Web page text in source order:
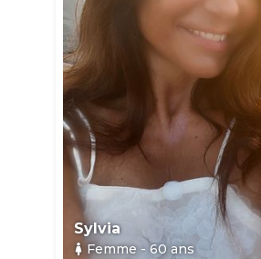
Sylvia
Femme - 60ans